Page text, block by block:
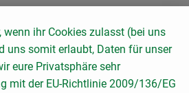
gefunden.
wenn ihr Cookies zulasst (bei uns
uns somit erlaubt, Daten für unser
eure Privatsphäre sehr
mit der EU-Richtlinie 2009/136/EG